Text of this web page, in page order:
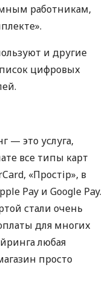
работникам,
и другие
цифровых
— это услуга,
все типы карт
«Простір», в
Pay и Google Pay.
стали очень
для многих
любая
просто